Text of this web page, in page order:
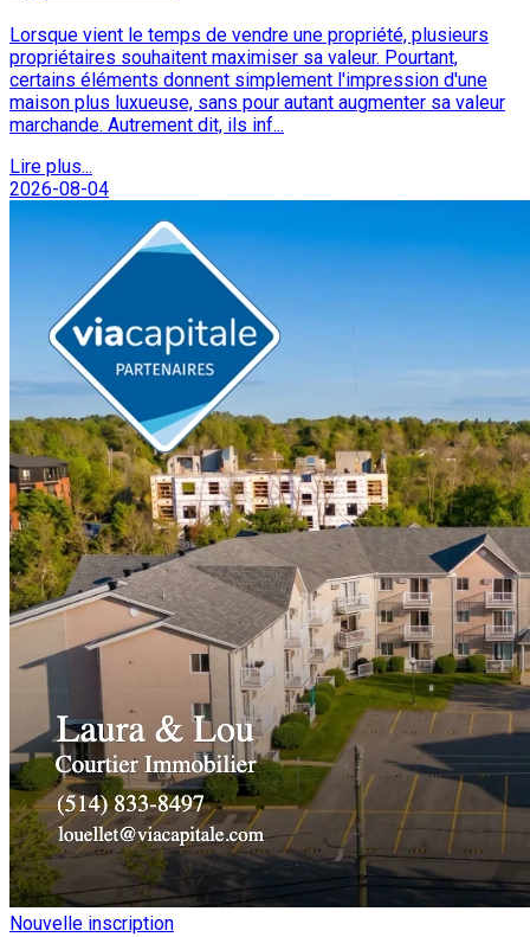
Lorsque vient le temps de vendre une propriété, plusieurs
propriétaires souhaitent maximiser sa valeur. Pourtant,
certains éléments donnent simplement l'impression d'une
maison plus luxueuse, sans pour autant augmenter sa valeur
marchande. Autrement dit, ils inf...
Lire plus...
2026-08-04
Nouvelle inscription